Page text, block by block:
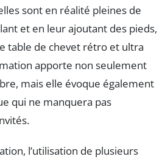
sont en réalité pleines de
et en leur ajoutant des pieds,
table de chevet rétro et ultra
apporte non seulement
mais elle évoque également
qui ne manquera pas
l’utilisation de plusieurs